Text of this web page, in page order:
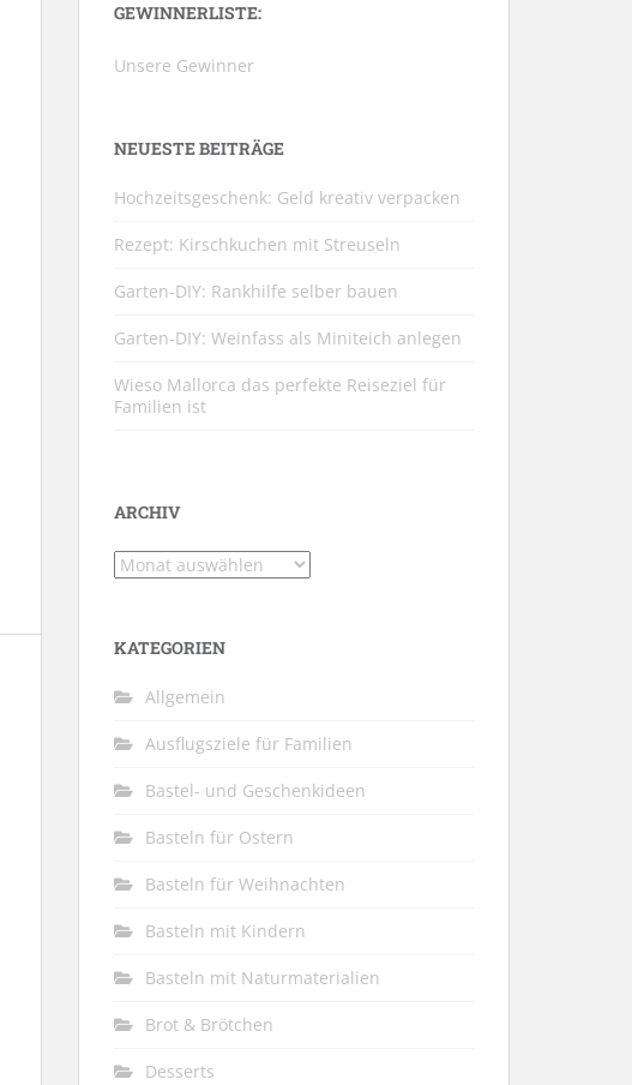
GEWINNERLISTE:
Unsere Gewinner
NEUESTE BEITRÄGE
Hochzeitsgeschenk: Geld kreativ verpacken
Rezept: Kirschkuchen mit Streuseln
Garten-DIY: Rankhilfe selber bauen
Garten-DIY: Weinfass als Miniteich anlegen
Wieso Mallorca das perfekte Reiseziel für
Familien ist
ARCHIV
Archiv
KATEGORIEN
Allgemein
Ausflugsziele für Familien
Bastel- und Geschenkideen
Basteln für Ostern
Basteln für Weihnachten
Basteln mit Kindern
Basteln mit Naturmaterialien
Brot & Brötchen
Desserts